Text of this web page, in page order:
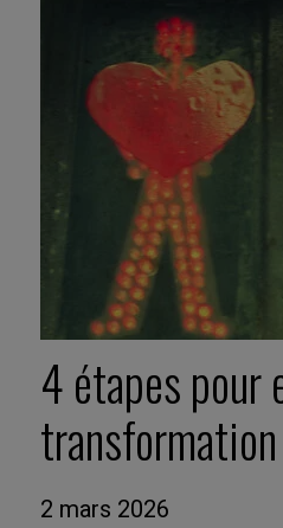
4 étapes pour
2 mars 2026